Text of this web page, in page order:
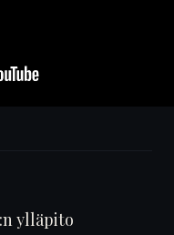
ylläpito